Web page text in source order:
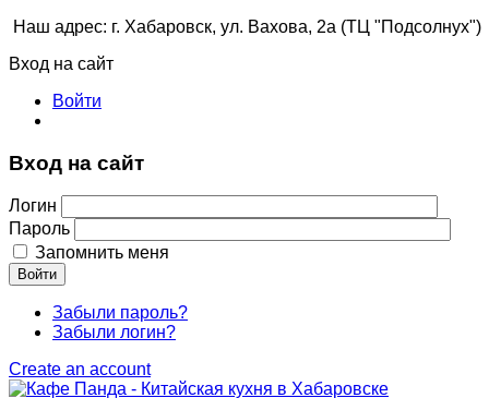
Наш адрес: г. Хабаровск, ул. Вахова, 2а (ТЦ "Подсолнух")
Вход на сайт
Войти
Вход на сайт
Логин
Пароль
Запомнить меня
Войти
Забыли пароль?
Забыли логин?
Create an account